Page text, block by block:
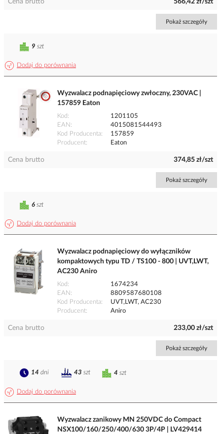
Cena brutto 566,42 zł/szt
Pokaż szczegóły
Dodaj do porównania
9 szt
Wyzwalacz podnapięciowy zwłoczny, 230VAC |
157859 Eaton
Kod
1201105
EAN
4015081544493
Kod Producenta
157859
Producent
Eaton
Cena brutto 374,85 zł/szt
Pokaż szczegóły
Dodaj do porównania
6 szt
Wyzwalacz podnapięciowy do wyłączników
kompaktowych typu TD / TS100 - 800 | UVT,LWT,
AC230 Aniro
Kod
1674234
EAN
8809587680108
Kod Producenta
UVT,LWT, AC230
Producent
Aniro
Cena brutto 233,00 zł/szt
Pokaż szczegóły
Dodaj do porównania
4 szt
14 dni 43 szt
Wyzwalacz zanikowy MN 250VDC do Compact
NSX100/160/250/400/630 3P/4P | LV429414